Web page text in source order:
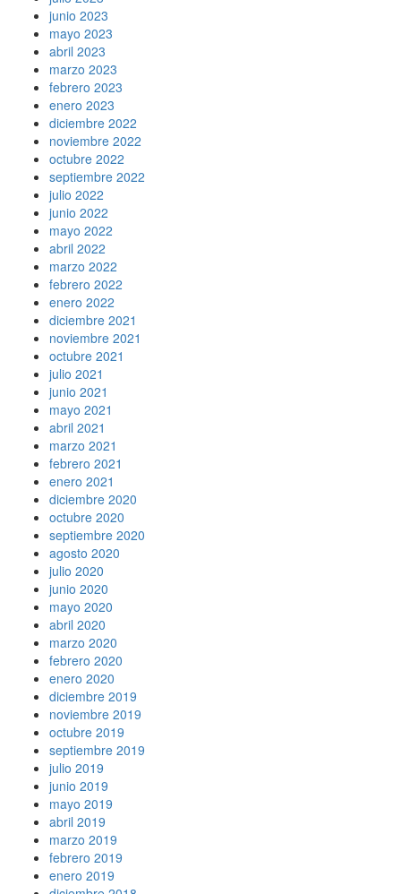
junio 2023
mayo 2023
abril 2023
marzo 2023
febrero 2023
enero 2023
diciembre 2022
noviembre 2022
octubre 2022
septiembre 2022
julio 2022
junio 2022
mayo 2022
abril 2022
marzo 2022
febrero 2022
enero 2022
diciembre 2021
noviembre 2021
octubre 2021
julio 2021
junio 2021
mayo 2021
abril 2021
marzo 2021
febrero 2021
enero 2021
diciembre 2020
octubre 2020
septiembre 2020
agosto 2020
julio 2020
junio 2020
mayo 2020
abril 2020
marzo 2020
febrero 2020
enero 2020
diciembre 2019
noviembre 2019
octubre 2019
septiembre 2019
julio 2019
junio 2019
mayo 2019
abril 2019
marzo 2019
febrero 2019
enero 2019